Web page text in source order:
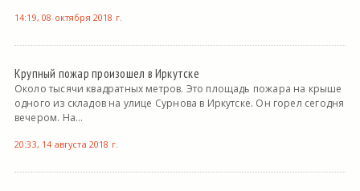
14:19, 08 октября 2018 г.
Крупный пожар произошел в Иркутске
Около тысячи квадратных метров. Это площадь пожара на крыше
одного из складов на улице Сурнова в Иркутске. Он горел сегодня
вечером. На...
20:33, 14 августа 2018 г.